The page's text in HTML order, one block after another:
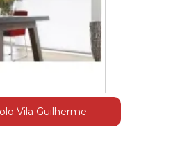
Vila Guilherme